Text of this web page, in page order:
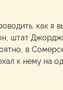
как
штат
в
к нему на